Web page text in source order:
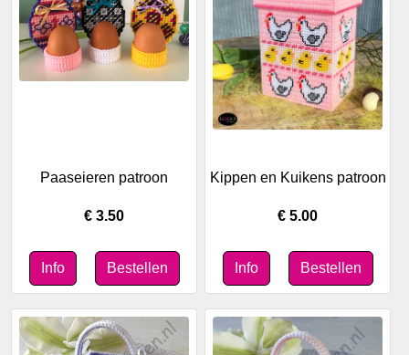
Paaseieren patroon
€ 3.50
Kippen en Kuikens patroon
€ 5.00